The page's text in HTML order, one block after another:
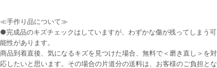
≪手作り品について≫
●完成品のキズチェックはしていますが、わずかな傷が残ってしまう可
能性があります。
商品到着直後、気になるキズを見つけた場合、無料で＜磨き直し＞を対
応したいと思います。その場合の片道分の送料は、お客様のご負担とな